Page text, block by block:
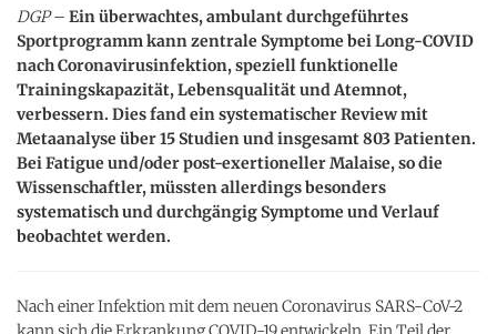
DGP– Ein überwachtes, ambulant durchgeführtes
Sportprogramm kann zentrale Symptome bei Long-COVID
nach Coronavirusinfektion, speziell funktionelle
Trainingskapazität, Lebensqualität und Atemnot,
verbessern. Dies fand ein systematischer Review mit
Metaanalyse über 15 Studien und insgesamt 803 Patienten.
Bei Fatigue und/oder post-exertioneller Malaise, so die
Wissenschaftler, müssten allerdings besonders
systematisch und durchgängig Symptome und Verlauf
beobachtet werden.
Nach einer Infektion mit dem neuen Coronavirus SARS-CoV-2